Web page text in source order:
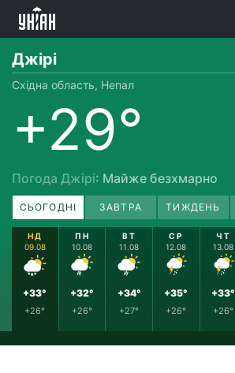
Джірі
Східна область, Непал
+29°
Погода Джірі: Майже безхмарно
СЬОГОДНІ ЗАВТРА ТИЖДЕНЬ
НД
09.08
+33°
+26°
ПН
10.08
+32°
+26°
ВТ
11.08
+34°
+27°
СР
12.08
+35°
+26°
ЧТ
13.08
+33°
+26°